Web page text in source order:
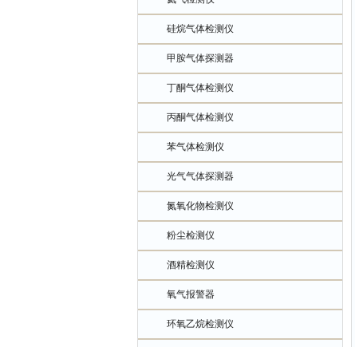
硅烷气体检测仪
甲胺气体探测器
丁酮气体检测仪
丙酮气体检测仪
苯气体检测仪
光气气体探测器
氮氧化物检测仪
粉尘检测仪
酒精检测仪
氧气报警器
环氧乙烷检测仪